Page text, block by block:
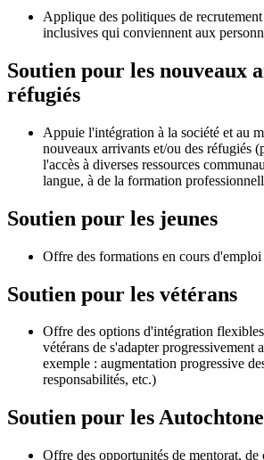
Applique des politiques de recrutement
inclusives qui conviennent aux
Soutien pour les nouveaux
réfugiés
Appuie l'intégration à la société et au
nouveaux arrivants et/ou des réfugiés
l'accès à diverses ressources
langue, à de la formation
Soutien pour les jeunes
Offre des formations en cours d'emploi
Soutien pour les vétérans
Offre des options d'intégration
vétérans de s'adapter progressivement
exemple : augmentation progressive
responsabilités, etc.)
Soutien pour les
Offre des opportunités de mentorat, de